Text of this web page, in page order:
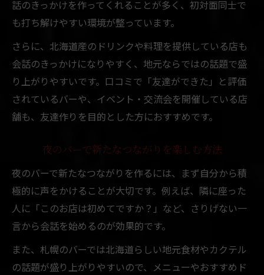
話のきっかけを作ってくれることが多く、初対面同士で
も打ち解けやすい環境が整っています。
さらに、北海道産のドリンクや料理を提供している店も
会話のきっかけになりやすく、地元ならではの話題で盛
り上がりやすいです。口コミで「友達ができた」と評価
されているバーや、イベント・交流会を開催している店
舗も、友達作りを目的とした方におすすめです。
夜のバーで新たなつながりを楽しむ方法
夜のバーで新たなつながりを作るには、まず自分から積
極的に声をかけることが大切です。例えば、隣に座った
人に「このお店は初めてですか？」など、さりげない一
言から会話を始めるのが効果的です。
また、札幌のバーでは北海道らしい地元食材やカクテル
の話題が盛り上がりやすいので、メニューやおすすめド